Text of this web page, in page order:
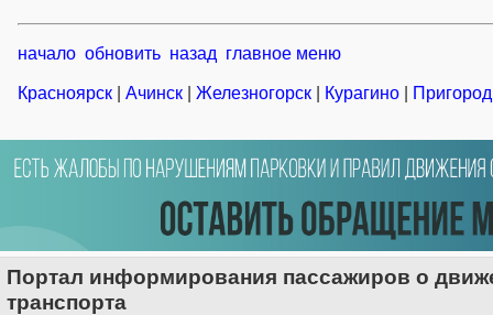
начало обновить назад главное меню
Красноярск Ачинск Железногорск Курагино
Портал информирования пассажиров о
транспорта